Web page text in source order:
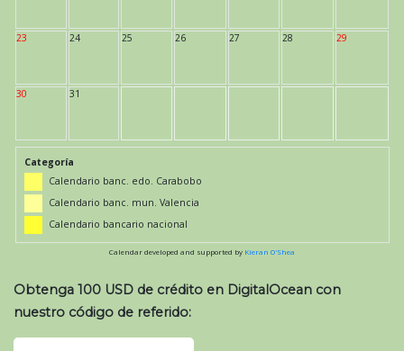
23 24 25 26 27 28 29
30 31
Categoría
Calendario banc. edo. Carabobo
Calendario banc. mun. Valencia
Calendario bancario nacional
Calendar developed and supported by Kieran O'Shea
Obtenga 100 USD de crédito en DigitalOcean con
nuestro código de referido: